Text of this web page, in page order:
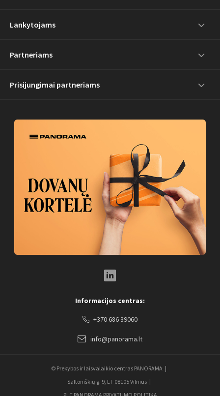
Lankytojams
Partneriams
Prisijungimai partneriams
Informacijos centras:
+370 686 39060
info@panorama.lt
© Prekybos ir laisvalaikio centras PANORAMA
Saltoniškių g. 9, LT-08105 Vilnius